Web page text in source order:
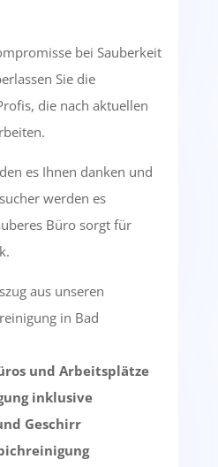
bei Sauberkeit
Sie die
die nach aktuellen
es Ihnen danken und
werden es
Büro sorgt für
aus unseren
in Bad
und Arbeitsplätze
inklusive
Geschirr